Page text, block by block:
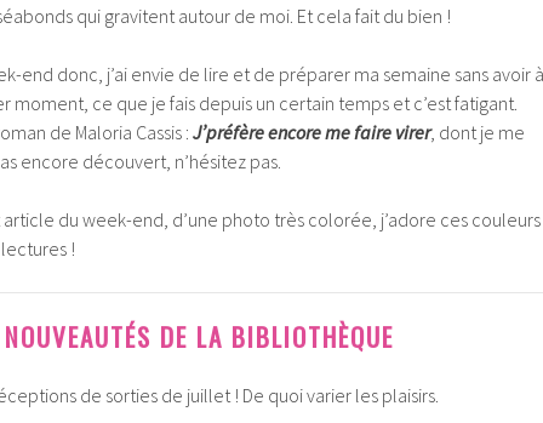
qui gravitent autour de moi. Et cela fait du bien !
end donc, j’ai envie de lire et de préparer ma semaine sans avoir à
moment, ce que je fais depuis un certain temps et c’est fatigant.
de Maloria Cassis : J’préfère encore me faire virer, dont je me
encore découvert, n’hésitez pas.
du week-end, d’une photo très colorée, j’adore ces
!
DE LA BIBLIOTHÈQUE
de sorties de juillet ! De quoi varier les plaisirs.